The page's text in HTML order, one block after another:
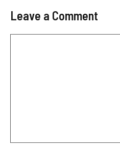
Leave a Comment